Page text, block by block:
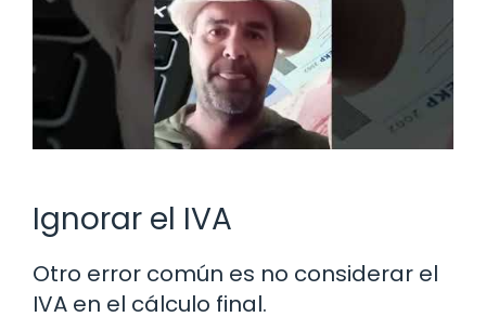
Ignorar el IVA
Otro error común es no considerar el
IVA en el cálculo final.